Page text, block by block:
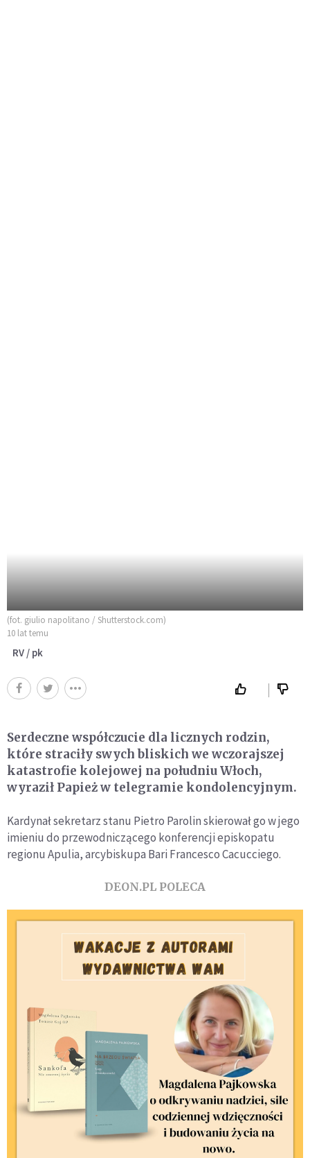
(fot. giulio napolitano / Shutterstock.com)
10 lat temu
RV / pk
Serdeczne współczucie dla licznych rodzin,
które straciły swych bliskich we wczorajszej
katastrofie kolejowej na południu Włoch,
wyraził Papież w telegramie kondolencyjnym.
Kardynał sekretarz stanu Pietro Parolin skierował go w jego
imieniu do przewodniczącego konferencji episkopatu
regionu Apulia, arcybiskupa Bari Francesco Cacucciego.
DEON.PL POLECA